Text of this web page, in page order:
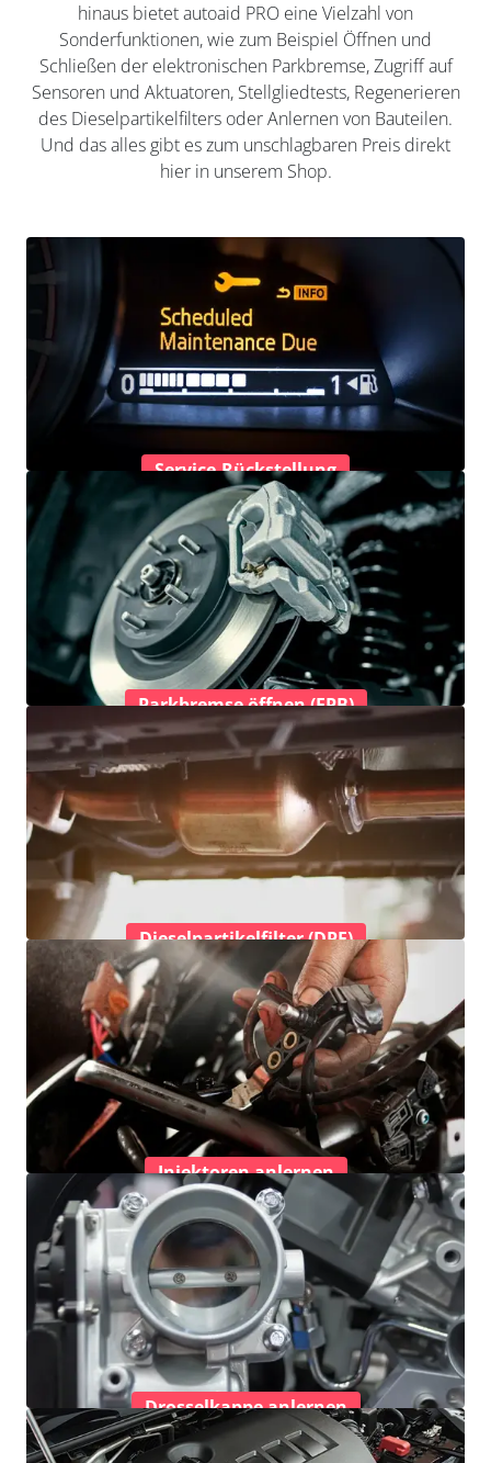
hinaus bietet autoaid PRO eine Vielzahl von
Sonderfunktionen, wie zum Beispiel Öffnen und
Schließen der elektronischen Parkbremse, Zugriff auf
Sensoren und Aktuatoren, Stellgliedtests, Regenerieren
des Dieselpartikelfilters oder Anlernen von Bauteilen.
Und das alles gibt es zum unschlagbaren Preis direkt
hier in unserem Shop.
Service-Rückstellung
Parkbremse öffnen (EPB)
Dieselpartikelfilter (DPF)
Injektoren anlernen
Drosselkappe anlernen